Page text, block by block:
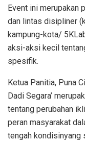
Event ini merupakan
dan lintas disipliner
kampung-kota/
aksi-aksi kecil
spesifik.
Ketua Panitia, Puna
Dadi Segara’
tentang perubahan
peran masyarakat
tengah kondisinyang